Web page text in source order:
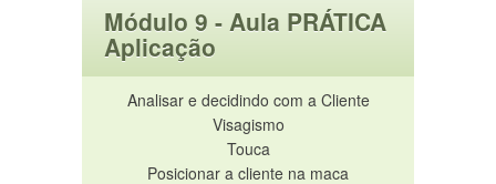
Módulo 9 - Aula PRÁTICA
Aplicação
Analisar e decidindo com a Cliente
Visagismo
Touca
Posicionar a cliente na maca